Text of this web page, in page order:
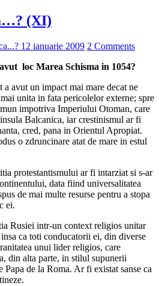
(XI)
12 ianuarie 2009 2 Comments
loc Marea Schisma in 1054?
a avut un impact mai mare decat ne
unita in fata pericolelor externe; spre
impotriva Imperiului Otoman, care
Balcanica, iar crestinismul ar fi
cred, pana in Orientul Apropiat.
o zdruncinare atat de mare in estul
protestantismului ar fi intarziat si s-ar
data fiind universalitatea
de mai multe resurse pentru a stopa
ei.
Rusiei intr-un context religios unitar
ca toti conducatorii ei, din diverse
unui lider religios, care
din alta parte, in stilul supunerii
de la Roma. Ar fi existat sanse ca